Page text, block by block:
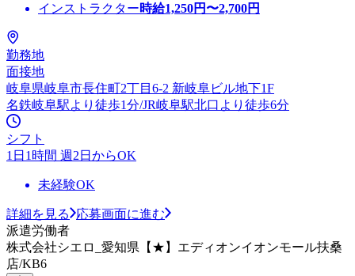
インストラクター時給1,250円〜2,700円
勤務地
面接地
岐阜県岐阜市長住町2丁目6-2 新岐阜ビル地下1F
名鉄岐阜駅より徒歩1分/JR岐阜駅北口より徒歩6分
シフト
1日1時間 週2日からOK
未経験OK
詳細を見る
応募画面に進む
派遣労働者
株式会社シエロ_愛知県【★】エディオンイオンモール扶桑
店/KB6